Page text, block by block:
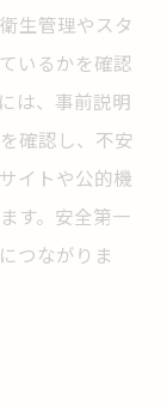
生管理やスタ
いるかを確認
は、事前説明
確認し、不安
イトや公的機
す。安全第一
つながりま